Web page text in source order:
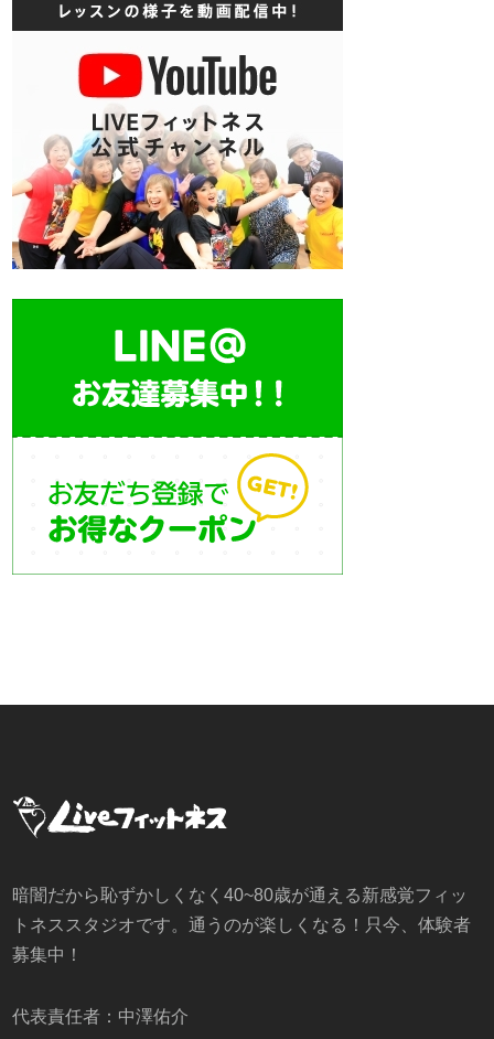
暗闇だから恥ずかしくなく40~80歳が通える新感覚フィッ
トネススタジオです。通うのが楽しくなる！只今、体験者
募集中！
代表責任者：中澤佑介